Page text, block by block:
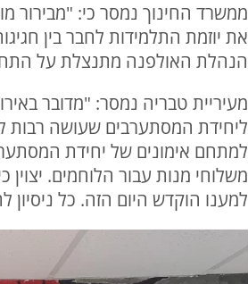
ממשרד החינוך נמסר כי: "מבירור
את יוזמת התלמידות לחבר בין
הנהלת האולפנה מתנצלת על
מעיריית טבריה נמסר: "מדובר
ליחידת המסתערבים שעושה רבות
למתחם אימונים של יחידת
משלוחי מנות עבור הלוחמים.
למענו הוקדש היום הזה. כל